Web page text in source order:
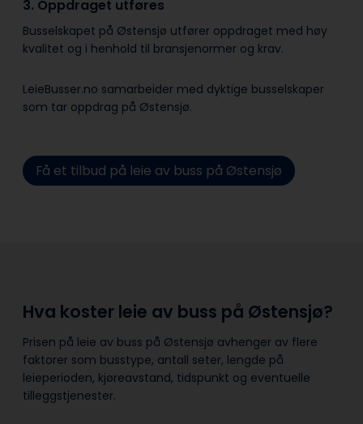
3. Oppdraget utføres
Busselskapet på Østensjø utfører oppdraget med høy
kvalitet og i henhold til bransje­normer og krav.
LeieBusser.no samarbeider med dyktige busselskaper
som tar oppdrag på Østensjø.
Få et tilbud på leie av buss på Østensjø
Hva koster leie av buss på Østensjø?
Prisen på leie av buss på Østensjø avhenger av flere
faktorer som busstype, antall seter, lengde på
leieperioden, kjøreavstand, tidspunkt og eventuelle
tilleggstjenester.